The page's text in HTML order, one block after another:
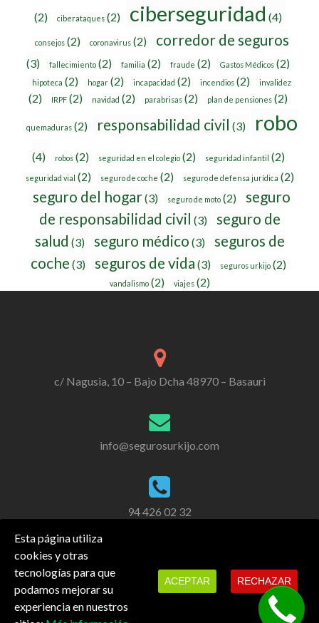
(2) ciberataques (2) ciberseguridad (4)
consejos(2) coronavirus(2) corredor de seguros
(3) fallecimiento (2) familia (2) fraude (2) Gastos Médicos (2)
hipoteca (2) hogar (2) incapacidad (2) incendios (2) invalidez
(2) IRPF (2) navidad (2) parabrisas (2) plan de pensiones (2)
quemaduras(2) responsabilidad civil (3) robo
(4) robos(2) seguridad en el colegio(2) seguridad infantil (2)
seguridad vial (2) seguro de coche (2) seguro de defensa jurídica (2)
seguro del hogar(3) seguro de moto (2)
seguro
de responsabilidad civil (3)
seguro de
salud (3) seguro médico (3)
seguros de
coche (3) seguros de vida (3) seguros urkijo(2)
vandalismo (2) viajes (2)
c/ Nagusia, 10 – Bajo Dcha 48970 – Basauri
info@segurosurkijo.com
94 426 02 32
También estamos en redes sociales.
Esta página utiliza
cookies y otras
tecnologías para que
podamos mejorar su
experiencia en nuestros
ACEPTAR RECHAZAR